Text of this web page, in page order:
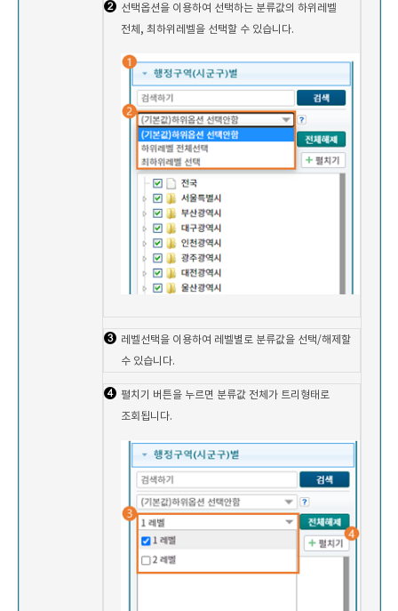
선택옵션을 이용하여 선택하는 분류값의 하위레벨
전체, 최하위레벨을 선택할 수 있습니다.
레벨선택을 이용하여 레벨별로 분류값을 선택/해제할
수 있습니다.
펼치기 버튼을 누르면 분류값 전체가 트리형태로
조회됩니다.